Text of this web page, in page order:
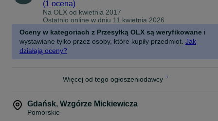
(1 ocena)
Na OLX od kwietnia 2017
Ostatnio online w dniu 11 kwietnia 2026
Oceny w kategoriach z Przesyłką OLX są weryfikowane i
wystawiane tylko przez osoby, które kupiły przedmiot. Jak
działają oceny?
Więcej od tego ogłoszeniodawcy
Gdańsk, Wzgórze Mickiewicza
Pomorskie